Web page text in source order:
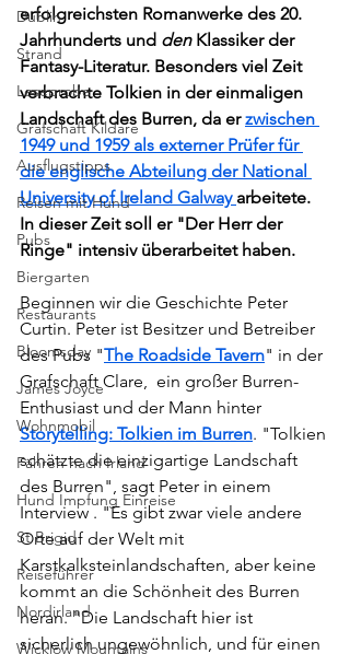
Dublin
Strand
Leseprobe
Grafschaft Kildare
Ausflugstipps
Reisen mit Hund
Pubs
Biergarten
Restaurants
Bloomsday
James Joyce
Wohnmobil
Fähren nach Irland
Hund Impfung Einreise
St Brigid
Reiseführer
Nordirland
Wicklow Mountains
erfolgreichsten Romanwerke des 20.
Jahrhunderts und den Klassiker der
Fantasy-Literatur. Besonders viel Zeit
verbrachte Tolkien in der einmaligen
Landschaft des Burren, da er zwischen
1949 und 1959 als externer Prüfer für
die englische Abteilung der National
University of Ireland Galway arbeitete.
In dieser Zeit soll er "Der Herr der
Ringe" intensiv überarbeitet haben.
Beginnen wir die Geschichte Peter
Curtin. Peter ist Besitzer und Betreiber
des Pubs "The Roadside Tavern" in der
Grafschaft Clare,  ein großer Burren-
Enthusiast und der Mann hinter
Storytelling: Tolkien im Burren. "Tolkien
schätzte die einzigartige Landschaft
des Burren", sagt Peter in einem
Interview . "Es gibt zwar viele andere
Orte auf der Welt mit
Karstkalksteinlandschaften, aber keine
kommt an die Schönheit des Burren
heran. "Die Landschaft hier ist
sicherlich ungewöhnlich, und für einen